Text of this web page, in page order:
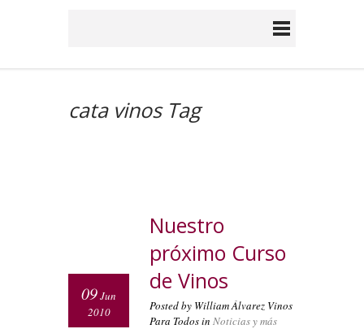
cata vinos Tag
Nuestro
próximo Curso
de Vinos
09Jun
2010
Posted by William Álvarez Vinos
Para Todos in Noticias y más